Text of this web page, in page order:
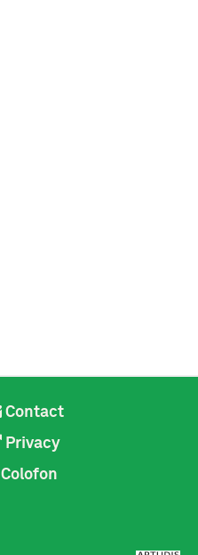
Contact
Privacy
Colofon